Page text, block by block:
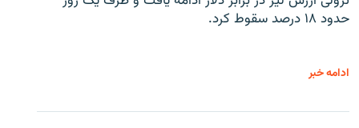
حدود ۱۸ درصد سقوط کرد.
ادامه خبر